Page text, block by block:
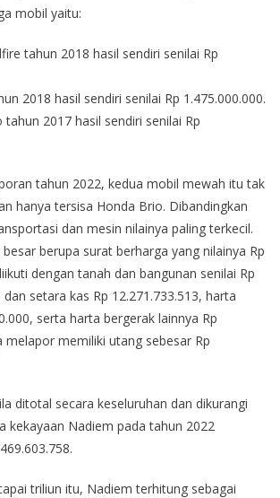
mobil yaitu:
tahun 2018 hasil sendiri senilai Rp
2018 hasil sendiri senilai Rp 1.475.000.000.
2017 hasil sendiri senilai Rp
tahun 2022, kedua mobil mewah itu tak
hanya tersisa Honda Brio. Dibandingkan
dan mesin nilainya paling terkecil.
berupa surat berharga yang nilainya Rp
dengan tanah dan bangunan senilai Rp
setara kas Rp 12.271.733.513, harta
serta harta bergerak lainnya Rp
melapor memiliki utang sebesar Rp
ditotal secara keseluruhan dan dikurangi
kekayaan Nadiem pada tahun 2022
triliun itu, Nadiem terhitung sebagai